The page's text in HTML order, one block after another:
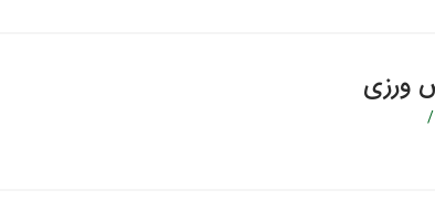
ورزی